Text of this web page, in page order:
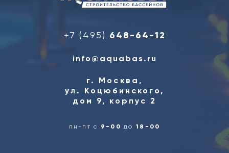
+7 (495) 648-64-12
info@aquabas.ru
г. Москва,
ул. Коцюбинского,
дом 9, корпус 2
пн-пт с 9-00 до18-00